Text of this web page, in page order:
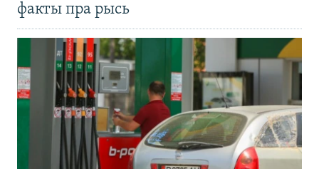
факты пра рысь